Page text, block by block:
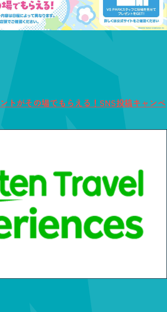
がその場でもらえる！SNS投稿キャンペ